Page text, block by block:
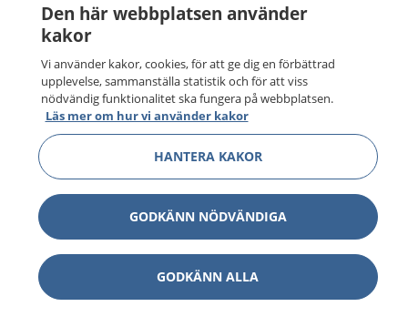
Den här webbplatsen använder
kakor
Vi använder kakor, cookies, för att ge dig en förbättrad
upplevelse, sammanställa statistik och för att viss
nödvändig funktionalitet ska fungera på webbplatsen.
Läs mer om hur vi använder kakor
HANTERA KAKOR
GODKÄNN NÖDVÄNDIGA
GODKÄNN ALLA